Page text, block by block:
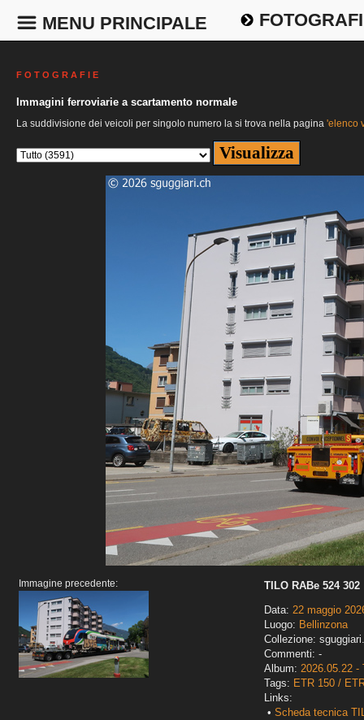
MENU PRINCIPALE
F O T O G R A F I E
Immagini ferroviarie a scartamento normale
La suddivisione dei veicoli per singolo numero la si trova nella pagina 'elenco
Immagine precedente:
TILO RABe 524 302
Data: 22 maggio
Luogo: Bellinzona
Collezione:
Commenti: -
Album: 2026.05.22 -
Tags: ETR 150 /
Links:
• Scheda tecnica